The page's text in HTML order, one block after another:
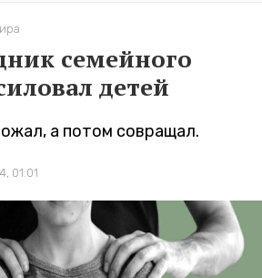
семейного
детей
а потом совращал.
01:01